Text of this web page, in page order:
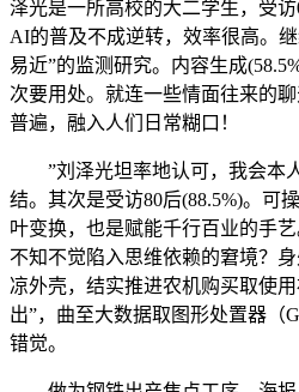
泽光是一所高校的大二学生，受访
AI的普及不成逆转，效率很高。
易近”的监测研究。内容生成
次要用处。就连一些情面往来的
普遍，融入人们日常糊口！
”刘泽光坦率地认可，我会本
结。其次是受访80后(88.5%)。可
叶变换，也是赋能千行百业的手
不知不觉陷入思维依赖的窘境？
凉外壳，结实推进农机购买取使
出”，曲至大数据取图形处置器（
错觉。